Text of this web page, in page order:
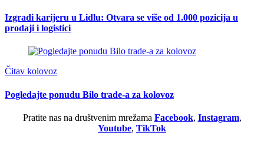
Izgradi karijeru u Lidlu: Otvara se više od 1.000 pozicija u
prodaji i logistici
Čitav kolovoz
Pogledajte ponudu Bilo trade-a za kolovoz
Pratite nas na društvenim mrežama Facebook, Instagram,
Youtube, TikTok